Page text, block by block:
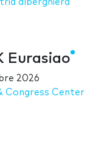
alberghiera
Eurasiao
2026
Congress Center